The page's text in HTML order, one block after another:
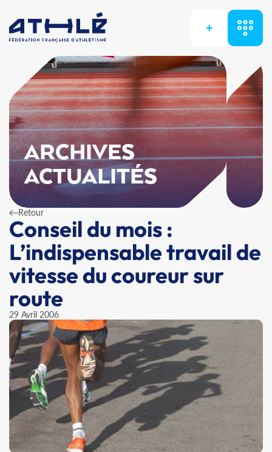
+
ARCHIVES
ACTUALITÉS
Retour
Conseil du mois :
L’indispensable travail de
vitesse du coureur sur
route
29 Avril 2006